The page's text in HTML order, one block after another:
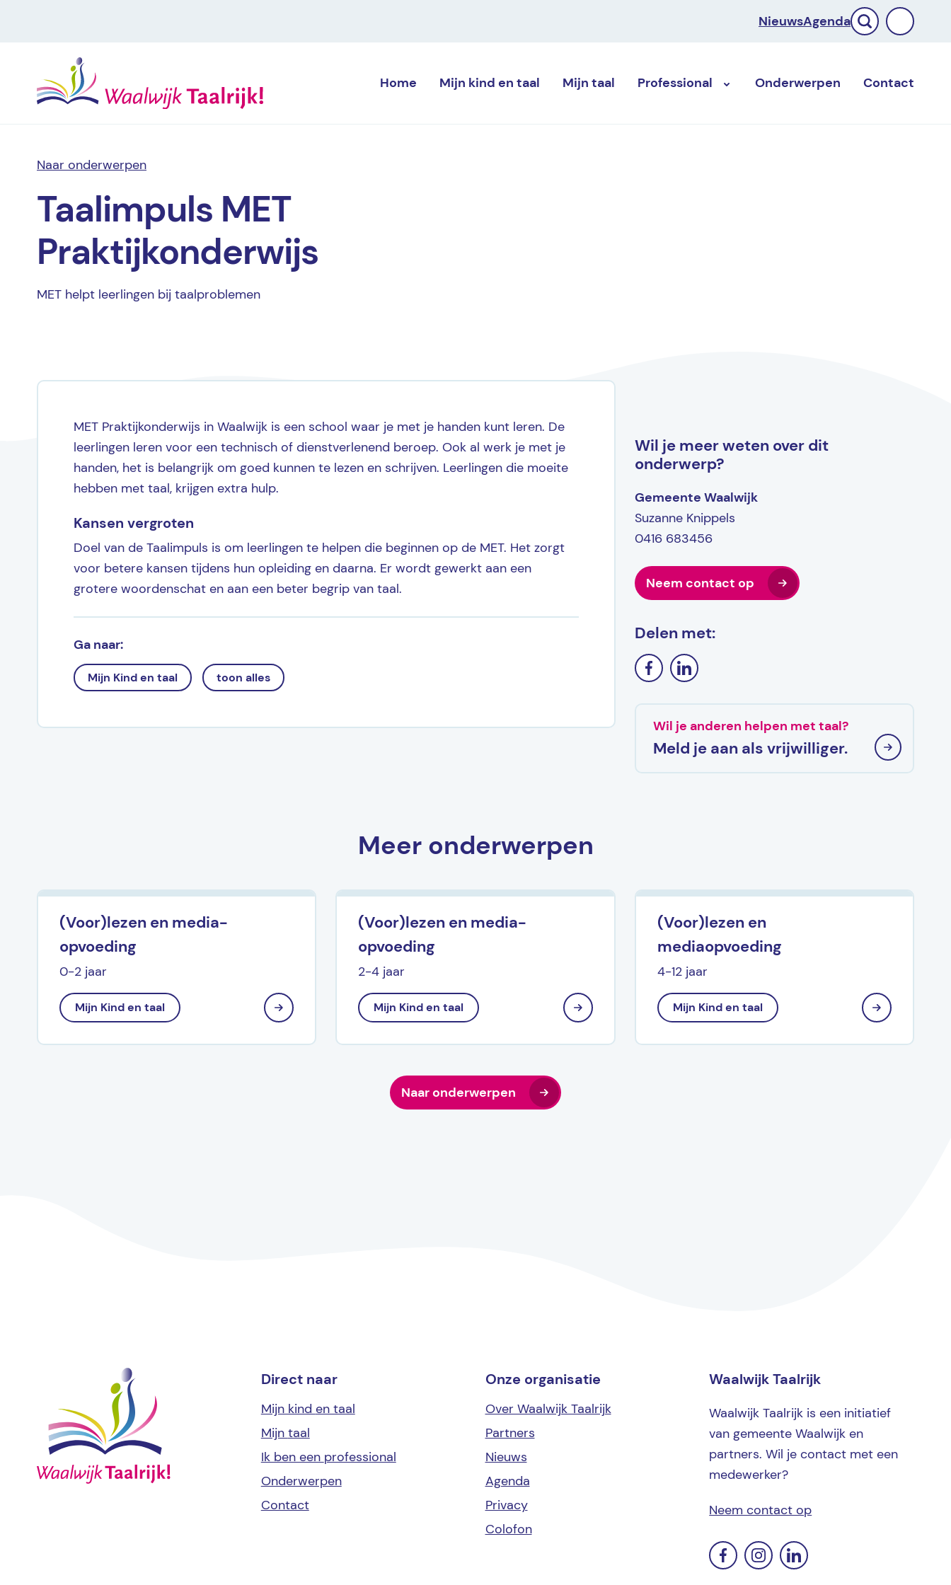
NieuwsAgenda
Home Mijn kind en taal Mijn taal Professional Onderwerpen Contact
Naar onderwerpen
Taalimpuls MET
Praktijkonderwijs
MET helpt leerlingen bij taalproblemen
MET Praktijkonderwijs in Waalwijk is een school waar je met je handen kunt leren. De
leerlingen leren voor een technisch of dienstverlenend beroep. Ook al werk je met je
handen, het is belangrijk om goed kunnen te lezen en schrijven. Leerlingen die moeite
hebben met taal, krijgen extra hulp.
Kansen vergroten
Doel van de Taalimpuls is om leerlingen te helpen die beginnen op de MET. Het zorgt
voor betere kansen tijdens hun opleiding en daarna. Er wordt gewerkt aan een
grotere woordenschat en aan een beter begrip van taal.
Ga naar:
Mijn Kind en taal toon alles
Wil je meer weten over dit
onderwerp?
Gemeente Waalwijk
Suzanne Knippels
0416 683456
Neem contact op
Delen met:
Wil je anderen helpen met taal?
Meld je aan als vrijwilliger.
Meer onderwerpen
(Voor)lezen en media-
opvoeding
0-2 jaar
Mijn Kind en taal
(Voor)lezen en media-
opvoeding
2-4 jaar
Mijn Kind en taal
(Voor)lezen en
mediaopvoeding
4-12 jaar
Mijn Kind en taal
Naar onderwerpen
Direct naar
Mijn kind en taal
Mijn taal
Ik ben een professional
Onderwerpen
Contact
Onze organisatie
Over Waalwijk Taalrijk
Partners
Nieuws
Agenda
Privacy
Colofon
Waalwijk Taalrijk
Waalwijk Taalrijk is een initiatief
van gemeente Waalwijk en
partners. Wil je contact met een
medewerker?
Neem contact op